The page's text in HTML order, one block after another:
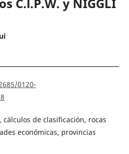
C.l.P.W. y NIGGLI
0120-
cálculos de clasificación, rocas
económicas, provincias